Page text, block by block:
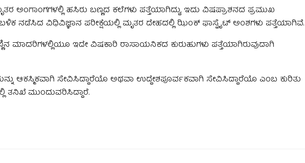
ಅಂಗಾಂಗಗಳಲ್ಲಿ ಹಸಿರು ಬಣ್ಣದ ಕಲೆಗಳು ಪತ್ತೆಯಾಗಿದ್ದು, ಇದು ವಿಷಪ್ರಾಶನದ ಪ್ರಮುಖ
ಬಳಿಕ ನಡೆಸಿದ ವಿಧಿವಿಜ್ಞಾನ ಪರೀಕ್ಷೆಯಲ್ಲಿ ಮೃತರ ದೇಹದಲ್ಲಿ ಝಿಂಕ್ ಫಾಸ್ಟೈಟ್ ಅಂಶಗಳು ಪತ್ತೆಯಾಗಿವೆ.
ಮಾದರಿಗಳಲ್ಲಿಯೂ ಇದೇ ವಿಷಕಾರಿ ರಾಸಾಯನಿಕದ ಕುರುಹುಗಳು ಪತ್ತೆಯಾಗಿರುವುದಾಗಿ
ಆಕಸ್ಮಿಕವಾಗಿ ಸೇವಿಸಿದ್ದಾರೆಯೊ ಅಥವಾ ಉದ್ದೇಶಪೂರ್ವಕವಾಗಿ ಸೇವಿಸಿದ್ದಾರೆಯೊ ಎಂಬ ಕುರಿತು
ಮುಂದುವರಿಸಿದ್ದಾರೆ.